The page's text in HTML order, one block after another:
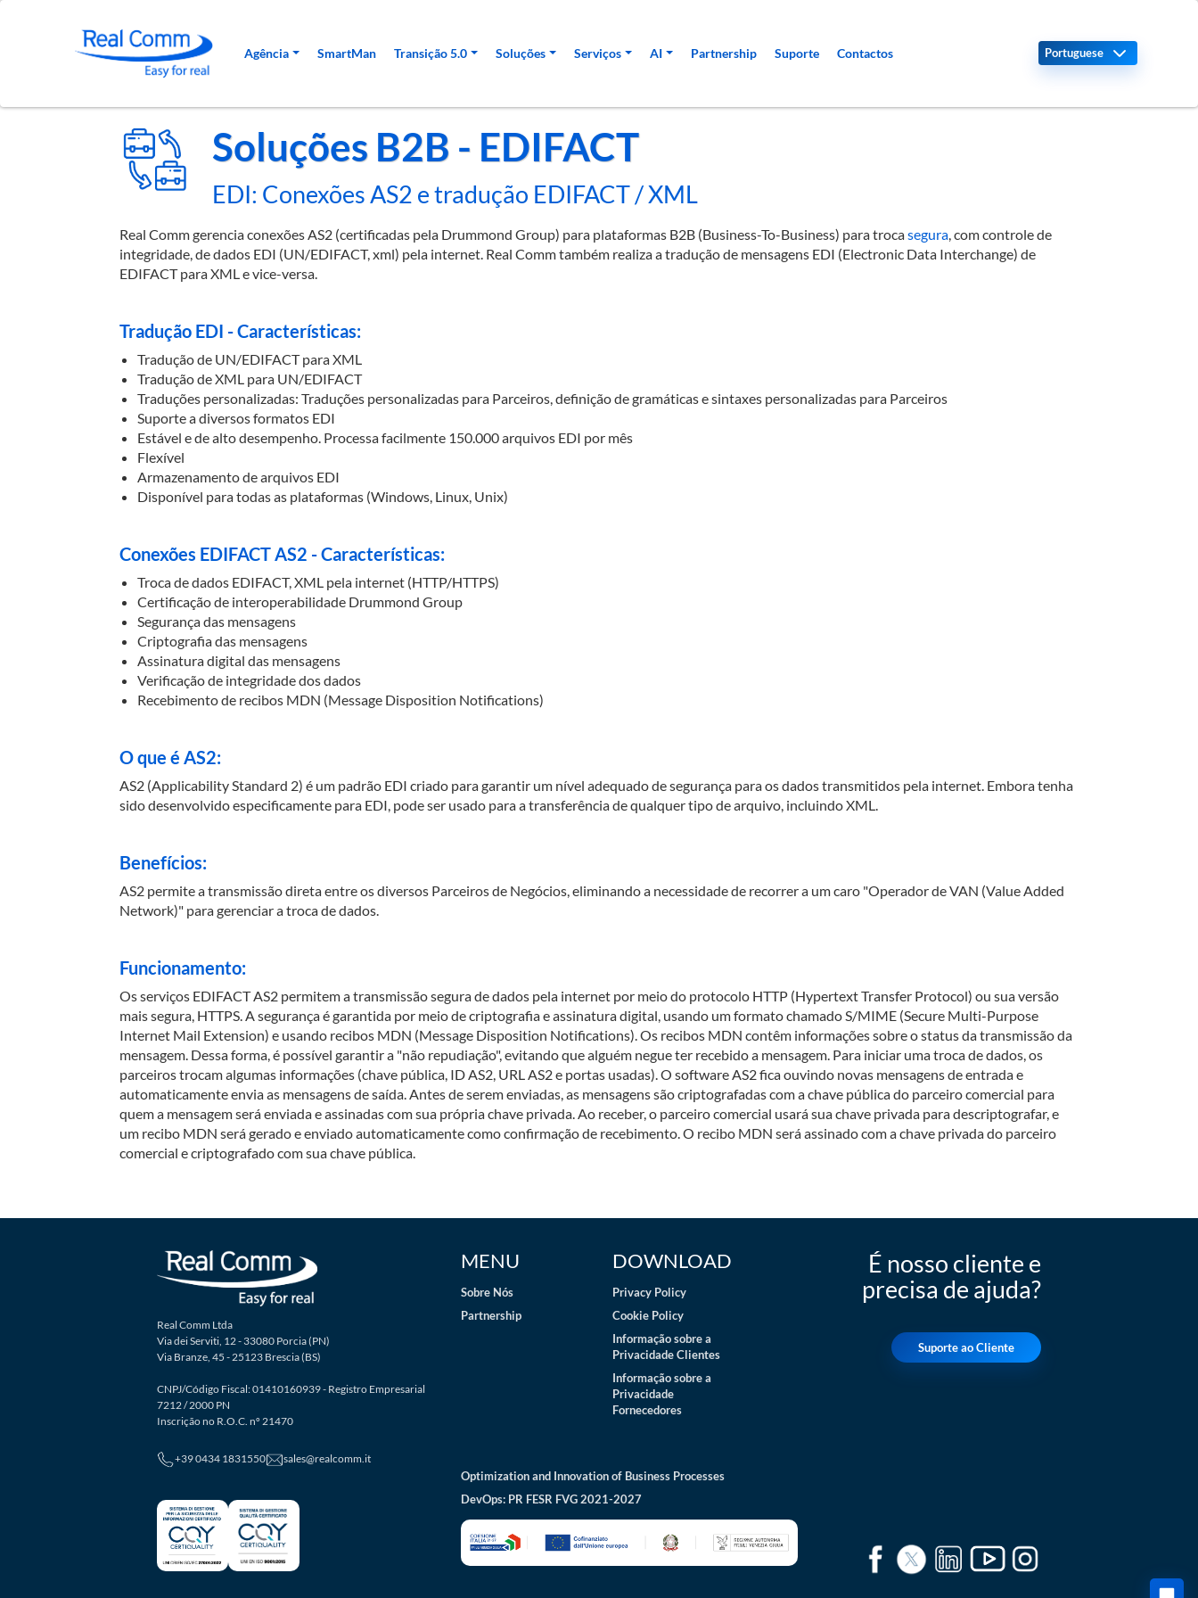
Navegação principal
Agência SmartMan Transição 5.0 Soluções Serviços AI Partnership Suporte Contactos
Soluções B2B - EDIFACT
EDI: Conexões AS2 e tradução EDIFACT / XML
Real Comm gerencia conexões AS2 (certificadas pela Drummond Group) para plataformas B2B (Business-To-Business) para trocasegura , com controle de
integridade, de dados EDI (UN/EDIFACT, xml) pela internet. Real Comm também realiza a tradução de mensagens EDI (Electronic Data Interchange) de
EDIFACT para XML e vice-versa.
Tradução EDI - Características:
Tradução de UN/EDIFACT para XML
Tradução de XML para UN/EDIFACT
Traduções personalizadas: Traduções personalizadas para Parceiros, definição de gramáticas e sintaxes personalizadas para Parceiros
Suporte a diversos formatos EDI
Estável e de alto desempenho. Processa facilmente 150.000 arquivos EDI por mês
Flexível
Armazenamento de arquivos EDI
Disponível para todas as plataformas (Windows, Linux, Unix)
Conexões EDIFACT AS2 - Características:
Troca de dados EDIFACT, XML pela internet (HTTP/HTTPS)
Certificação de interoperabilidade Drummond Group
Segurança das mensagens
Criptografia das mensagens
Assinatura digital das mensagens
Verificação de integridade dos dados
Recebimento de recibos MDN (Message Disposition Notifications)
O que é AS2:
AS2 (Applicability Standard 2) é um padrão EDI criado para garantir um nível adequado de segurança para os dados transmitidos pela internet. Embora tenha
sido desenvolvido especificamente para EDI, pode ser usado para a transferência de qualquer tipo de arquivo, incluindo XML.
Benefícios:
AS2 permite a transmissão direta entre os diversos Parceiros de Negócios, eliminando a necessidade de recorrer a um caro "Operador de VAN (Value Added
Network)" para gerenciar a troca de dados.
Funcionamento:
Os serviços EDIFACT AS2 permitem a transmissão segura de dados pela internet por meio do protocolo HTTP (Hypertext Transfer Protocol) ou sua versão
mais segura, HTTPS. A segurança é garantida por meio de criptografia e assinatura digital, usando um formato chamado S/MIME (Secure Multi-Purpose
Internet Mail Extension) e usando recibos MDN (Message Disposition Notifications). Os recibos MDN contêm informações sobre o status da transmissão da
mensagem. Dessa forma, é possível garantir a "não repudiação", evitando que alguém negue ter recebido a mensagem. Para iniciar uma troca de dados, os
parceiros trocam algumas informações (chave pública, ID AS2, URL AS2 e portas usadas). O software AS2 fica ouvindo novas mensagens de entrada e
automaticamente envia as mensagens de saída. Antes de serem enviadas, as mensagens são criptografadas com a chave pública do parceiro comercial para
quem a mensagem será enviada e assinadas com sua própria chave privada. Ao receber, o parceiro comercial usará sua chave privada para descriptografar, e
um recibo MDN será gerado e enviado automaticamente como confirmação de recebimento. O recibo MDN será assinado com a chave privada do parceiro
comercial e criptografado com sua chave pública.
Real Comm Ltda
Via dei Serviti, 12 - 33080 Porcia (PN)
Via Branze, 45 - 25123 Brescia (BS)
CNPJ/Código Fiscal: 01410160939 - Registro Empresarial
7212 / 2000 PN
Inscrição no R.O.C. nº 21470
+39 0434 1831550 sales@realcomm.it
MENU
Sobre Nós
Partnership
Optimization and Innovation of Business Processes
DevOps: PR FESR FVG 2021-2027
DOWNLOAD
Privacy Policy
Cookie Policy
Informação sobre a
Privacidade Clientes
Informação sobre a
Privacidade
Fornecedores
É nosso cliente e
precisa de ajuda?
Suporte ao Cliente